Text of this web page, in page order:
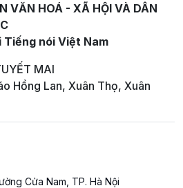
VĂN HOÁ - XÃ HỘI VÀ DÂN
Tiếng nói Việt Nam
MAI
Hồng Lan, Xuân Thọ, Xuân
Cửa Nam, TP. Hà Nội